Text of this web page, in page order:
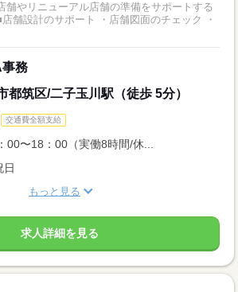
舗やリニューアル店舗の準備をサポートする
務
都筑区/二子玉川駅（徒歩 5分）
交通費全額支給
00〜18：00（実働8時間/休...
日
もっと見る
求人詳細を見る